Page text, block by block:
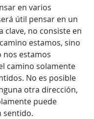
en varios
útil pensar en un
clave, no consiste en
estamos, sino
nos estamos
camino solamente
No es posible
otra dirección,
puede
sentido.